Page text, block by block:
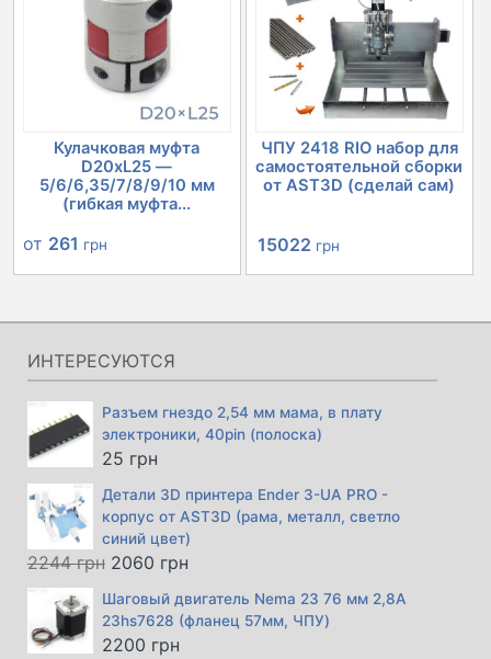
Кулачковая муфта
D20xL25 —
5/6/6,35/7/8/9/10 мм
(гибкая муфта...
от 261 грн
ЧПУ 2418 RIO набор для
самостоятельной сборки
от AST3D (сделай сам)
Первоначальная
цена
составляла
15022 грн
цена:
15022 грн.
ИНТЕРЕСУЮТСЯ
Разъем гнездо 2,54 мм мама, в плату
электроники, 40pin (полоска)
25 грн
Детали 3D принтера Ender 3-UA PRO -
корпус от AST3D (рама, металл, светло
синий цвет)
2244грн Первоначальная
составляла
2244 грн.
2060 грнТекущая
2060 грн.
Шаговый двигатель Nema 23 76 мм 2,8А
23hs7628 (фланец 57мм, ЧПУ)
2200 грн